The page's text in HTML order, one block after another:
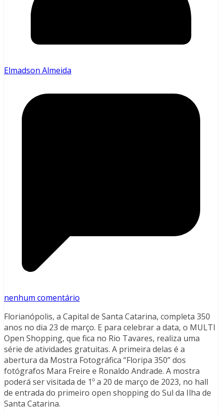
Elmadson Almeida
nenhum comentário
Florianópolis, a Capital de Santa Catarina, completa 350
anos no dia 23 de março. E para celebrar a data, o MULTI
Open Shopping, que fica no Rio Tavares, realiza uma
série de atividades gratuitas. A primeira delas é a
abertura da Mostra Fotográfica “Floripa 350” dos
fotógrafos Mara Freire e Ronaldo Andrade. A mostra
poderá ser visitada de 1º a 20 de março de 2023, no hall
de entrada do primeiro open shopping do Sul da Ilha de
Santa Catarina.